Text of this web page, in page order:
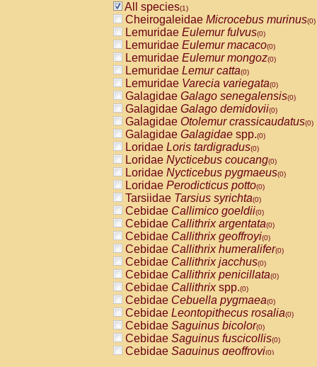
All species(1)
Cheirogaleidae Microcebus murinus(0)
Lemuridae Eulemur fulvus(0)
Lemuridae Eulemur macaco(0)
Lemuridae Eulemur mongoz(0)
Lemuridae Lemur catta(0)
Lemuridae Varecia variegata(0)
Galagidae Galago senegalensis(0)
Galagidae Galago demidovii(0)
Galagidae Otolemur crassicaudatus(0)
Galagidae Galagidae spp.(0)
Loridae Loris tardigradus(0)
Loridae Nycticebus coucang(0)
Loridae Nycticebus pygmaeus(0)
Loridae Perodicticus potto(0)
Tarsiidae Tarsius syrichta(0)
Cebidae Callimico goeldii(0)
Cebidae Callithrix argentata(0)
Cebidae Callithrix geoffroyi(0)
Cebidae Callithrix humeralifer(0)
Cebidae Callithrix jacchus(0)
Cebidae Callithrix penicillata(0)
Cebidae Callithrixspp.(0)
Cebidae Cebuella pygmaea(0)
Cebidae Leontopithecus rosalia(0)
Cebidae Saguinus bicolor(0)
Cebidae Saguinus fuscicollis(0)
Cebidae Saguinus geoffroyi(0)